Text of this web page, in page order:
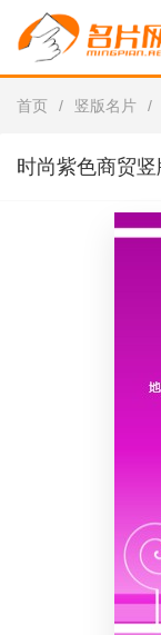
首页 / 竖版名片 /
时尚紫色商贸